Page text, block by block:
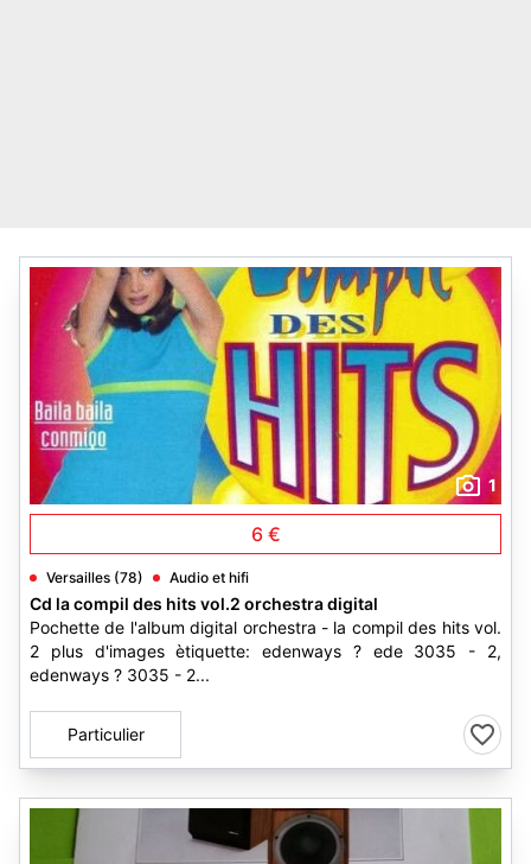
1
6 €
Versailles (78) Audio et hifi
Cd la compil des hits vol.2 orchestra digital
Pochette de l'album digital orchestra - la compil des hits vol.
2 plus d'images ètiquette: edenways ? ede 3035 - 2,
edenways ? 3035 - 2...
Particulier